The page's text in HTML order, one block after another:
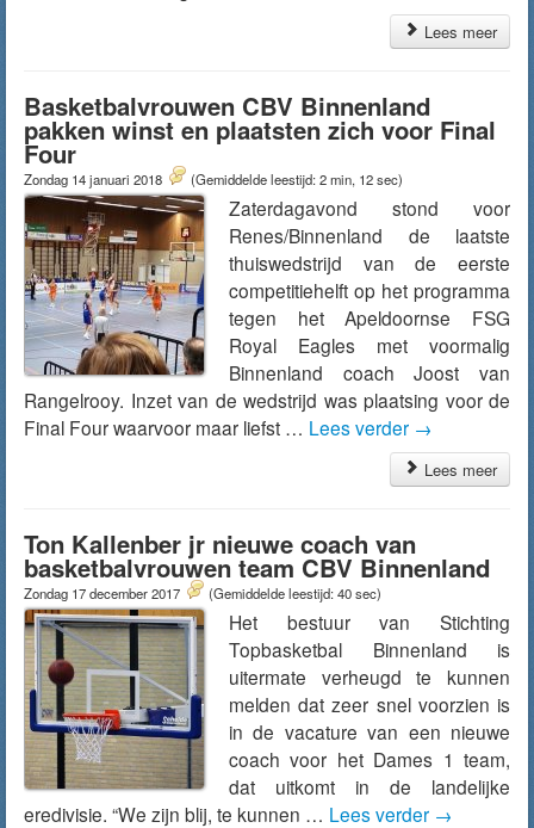
Lees meer
Basketbalvrouwen CBV Binnenland
pakken winst en plaatsten zich voor Final
Four
Zondag 14 januari 2018 (Gemiddelde leestijd: 2 min, 12 sec)
Zaterdagavond stond voor
Renes/Binnenland de laatste
thuiswedstrijd van de eerste
competitiehelft op het programma
tegen het Apeldoornse FSG
Royal Eagles met voormalig
Binnenland coach Joost van
Rangelrooy. Inzet van de wedstrijd was plaatsing voor de
Final Four waarvoor maar liefst … Lees verder →
Lees meer
Ton Kallenber jr nieuwe coach van
basketbalvrouwen team CBV Binnenland
Zondag 17 december 2017 (Gemiddelde leestijd: 40 sec)
Het bestuur van Stichting
Topbasketbal Binnenland is
uitermate verheugd te kunnen
melden dat zeer snel voorzien is
in de vacature van een nieuwe
coach voor het Dames 1 team,
dat uitkomt in de landelijke
eredivisie. “We zijn blij, te kunnen … Lees verder →